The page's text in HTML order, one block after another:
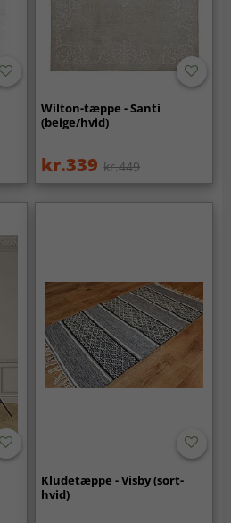
Wilton-tæppe - Santi
(beige/hvid)
kr.339 kr.449
Kludetæppe - Visby (sort-
hvid)